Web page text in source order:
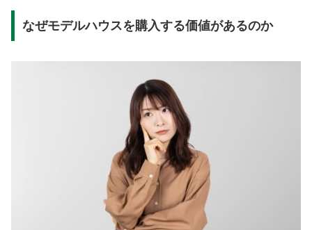
なぜモデルハウスを購入する価値があるのか